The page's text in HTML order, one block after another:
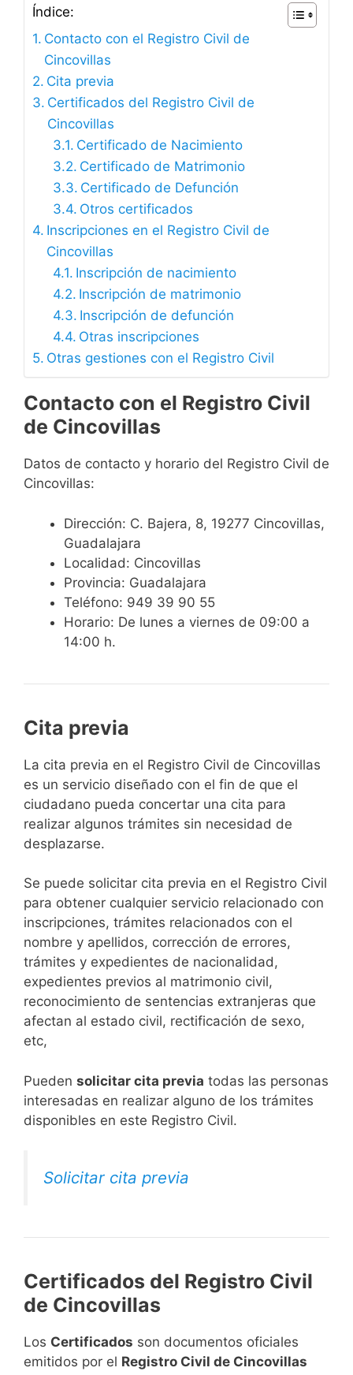
Índice:
Contacto con el Registro Civil de
Cincovillas
Cita previa
Certificados del Registro Civil de
Cincovillas
Certificado de Nacimiento
Certificado de Matrimonio
Certificado de Defunción
Otros certificados
Inscripciones en el Registro Civil de
Cincovillas
Inscripción de nacimiento
Inscripción de matrimonio
Inscripción de defunción
Otras inscripciones
Otras gestiones con el Registro Civil
Contacto con el Registro Civil
de Cincovillas
Datos de contacto y horario del Registro Civil de
Cincovillas:
Dirección: C. Bajera, 8, 19277 Cincovillas,
Guadalajara
Localidad: Cincovillas
Provincia: Guadalajara
Teléfono: 949 39 90 55
Horario: De lunes a viernes de 09:00 a
14:00 h.
Cita previa
​​​​​​​​​​​​​​​​​​​​​​​​​​​​La cita previa en el Registro Civil de Cincovillas
es un servicio diseñado con el fin de que el
ciudadano pueda concertar una cita para
realizar algunos trámites sin necesidad de
desplazarse.​
Se puede solicitar cita previa en el Registro Civil
para obtener cualquier servicio relacionado con
inscripciones, trámites relacionados con el
nombre y apellidos, corrección de errores,
trámites y expedientes de nacionalidad,
expedientes previos al matrimonio civil,
reconocimiento de sentencias extranjeras que
afectan al estado civil, rectificación de sexo,
etc,
​Pueden solicitar cita previa todas las personas
interesadas en realizar alguno de los trámites
disponibles en este Registro Civil.​
Solicitar cita previa
Certificados del Registro Civil
de Cincovillas
Los Certificados son documentos oficiales
emitidos por el Registro Civil de Cincovillas